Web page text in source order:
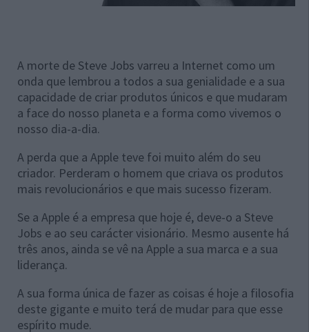
A morte de Steve Jobs varreu a Internet como um
onda que lembrou a todos a sua genialidade e a sua
capacidade de criar produtos únicos e que mudaram
a face do nosso planeta e a forma como vivemos o
nosso dia-a-dia.
A perda que a Apple teve foi muito além do seu
criador. Perderam o homem que criava os produtos
mais revolucionários e que mais sucesso fizeram.
Se a Apple é a empresa que hoje é, deve-o a Steve
Jobs e ao seu carácter visionário. Mesmo ausente há
três anos, ainda se vê na Apple a sua marca e a sua
liderança.
A sua forma única de fazer as coisas é hoje a filosofia
deste gigante e muito terá de mudar para que esse
espírito mude.